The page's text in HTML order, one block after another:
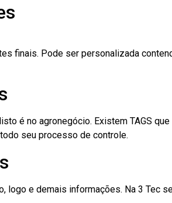
finais. Pode ser personalizada
é no agronegócio. Existem TAGS
seu processo de controle.
logo e demais informações. Na 3 Tec